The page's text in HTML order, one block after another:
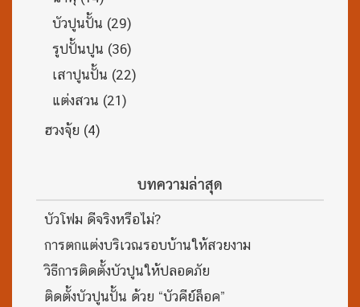
บัวปูนปั้น (29)
รูปปั้นปูน (36)
เสาปูนปั้น (22)
แต่งสวน (21)
ฮวงจุ้ย (4)
บทความล่าสุด
บัวโฟม ดีจริงหรือไม่?
การตกแต่งบริเวณรอบบ้านให้สวยงาม
วิธีการติดตั้งบัวปูนให้ปลอดภัย
ติดตั้งบัวปูนปั้น ด้วย “บัวคีย์ล็อค”